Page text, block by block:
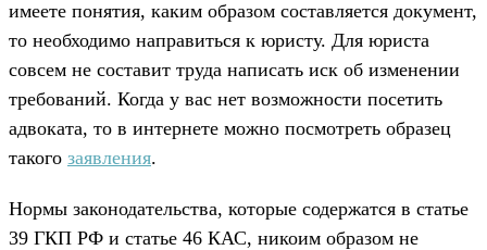
имеете понятия, каким образом составляется документ,
то необходимо направиться к юристу. Для юриста
совсем не составит труда написать иск об изменении
требований. Когда у вас нет возможности посетить
адвоката, то в интернете можно посмотреть образец
такого заявления.
Нормы законодательства, которые содержатся в статье
39 ГКП РФ и статье 46 КАС, никоим образом не